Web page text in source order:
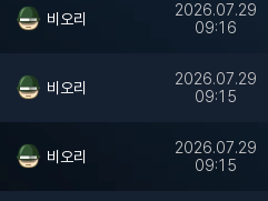
비오리
2026.07.29
09:16
비오리
2026.07.29
09:15
비오리
2026.07.29
09:15